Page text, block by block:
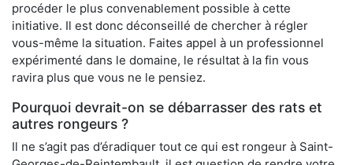
procéder le plus convenablement possible à cette
initiative. Il est donc déconseillé de chercher à régler
vous-même la situation. Faites appel à un professionnel
expérimenté dans le domaine, le résultat à la fin vous
ravira plus que vous ne le pensiez.
Pourquoi devrait-on se débarrasser des rats et
autres rongeurs ?
Il ne s’agit pas d’éradiquer tout ce qui est rongeur à Saint-